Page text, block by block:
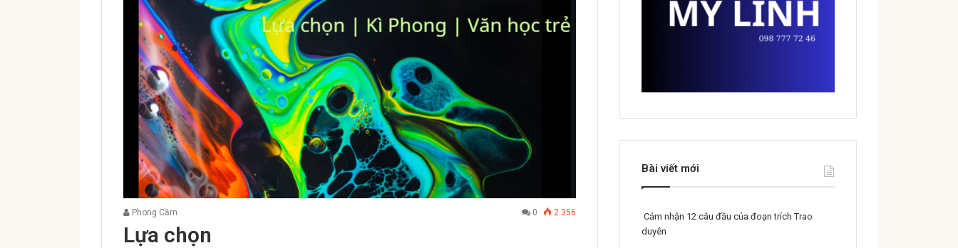
Phong Cầm 0 2.356
Lựa chọn
Bài viết mới
Cảm nhận 12 câu đầu của đoạn trích Trao
duyên